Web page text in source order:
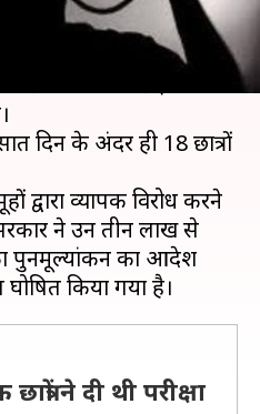
एजुकेशन (TSBIE) ने
10वीं बोर्ड परीक्षा 2019
दिन के अंदर ही 18 छात्रों
द्वारा व्यापक विरोध करने
ने उन तीन लाख से
पुनर्मूल्यांकन का आदेश
ने दी थी परीक्षा